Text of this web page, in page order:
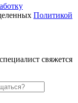
Политикой
свяжется